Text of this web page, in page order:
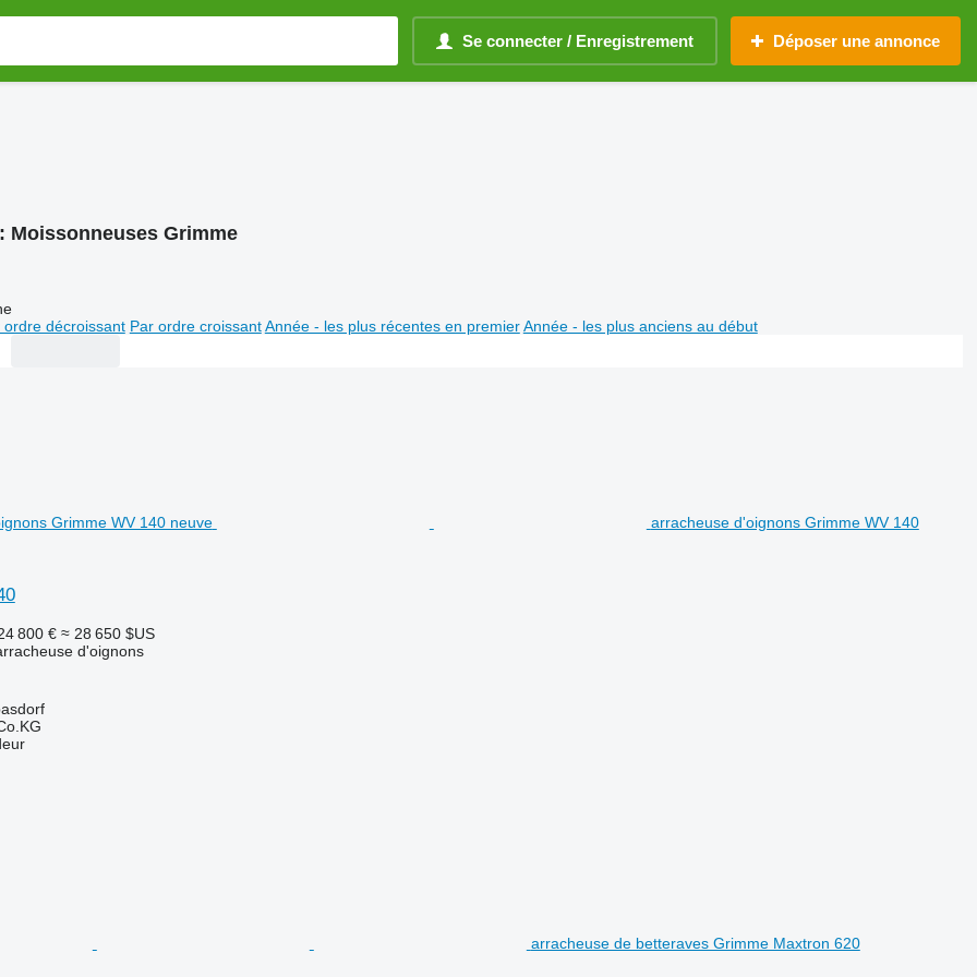
Se connecter / Enregistrement Déposer une annonce
Moissonneuses Grimme
ordre décroissant Par ordre croissant Année - les plus récentes en premier Année - les plus anciens au début
arracheuse d'oignons Grimme WV 140
800 € ≈ 28 650 $US
d'oignons
arracheuse de betteraves Grimme Maxtron 620